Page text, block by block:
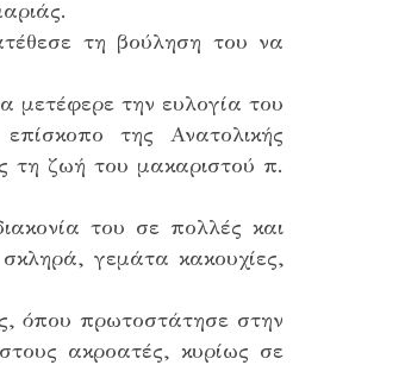
τη βούληση του να
μετέφερε την ευλογία του
της Ανατολικής
τη ζωή του μακαριστού π.
του σε πολλές και
γεμάτα κακουχίες,
όπου πρωτοστάτησε στην
ακροατές, κυρίως σε